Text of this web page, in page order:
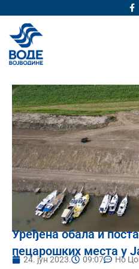
Уређена обала и
пецарошких места у
24. јун 2023. 09:07 Но